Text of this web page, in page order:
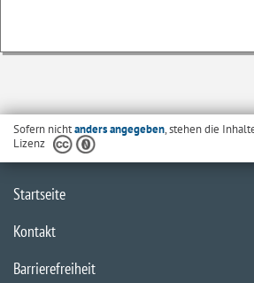
Sofern nichtanders angegeben, stehen die
Lizenz
Startseite
Kontakt
Barrierefreiheit